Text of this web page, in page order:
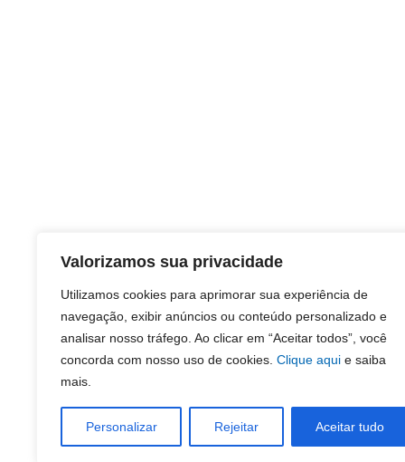
Valorizamos sua privacidade
Utilizamos cookies para aprimorar sua experiência de
navegação, exibir anúncios ou conteúdo personalizado e
analisar nosso tráfego. Ao clicar em “Aceitar todos”, você
concorda com nosso uso de cookies. Clique aqui e saiba
mais.
Personalizar Rejeitar Aceitar tudo